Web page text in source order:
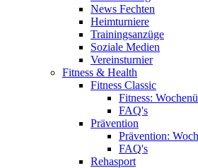
News Fechten
Heimturniere
Trainingsanzüge
Soziale Medien
Vereinsturnier
Fitness & Health
Fitness Classic
Fitness:
FAQ's
Prävention
Prävention:
FAQ's
Rehasport